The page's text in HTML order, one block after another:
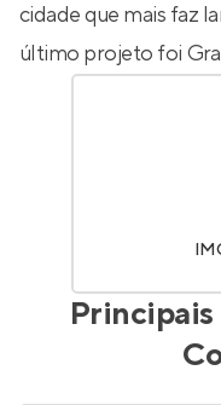
cidade que mais faz
último projeto foi